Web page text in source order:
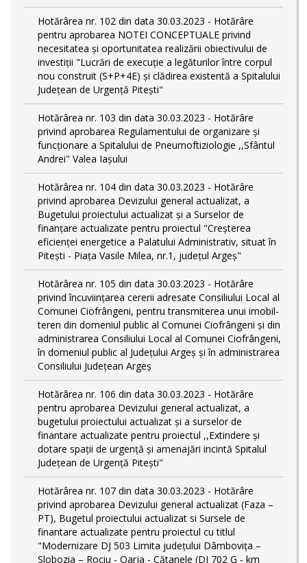
Hotărârea nr. 102 din data 30.03.2023 - Hotărâre
pentru aprobarea NOTEI CONCEPTUALE privind
necesitatea și oportunitatea realizării obiectivului de
investiții "Lucrări de execuție a legăturilor între corpul
nou construit (S+P+4E) și clădirea existentă a Spitalului
Județean de Urgență Pitești"
Hotărârea nr. 103 din data 30.03.2023 - Hotărâre
privind aprobarea Regulamentului de organizare și
funcționare a Spitalului de Pneumoftiziologie ,,Sfântul
Andrei" Valea Iașului
Hotărârea nr. 104 din data 30.03.2023 - Hotărâre
privind aprobarea Devizului general actualizat, a
Bugetului proiectului actualizat și a Surselor de
finanțare actualizate pentru proiectul "Creşterea
eficienţei energetice a Palatului Administrativ, situat în
Piteşti - Piaţa Vasile Milea, nr.1, judeţul Argeş"
Hotărârea nr. 105 din data 30.03.2023 - Hotărâre
privind încuviințarea cererii adresate Consiliului Local al
Comunei Ciofrângeni, pentru transmiterea unui imobil-
teren din domeniul public al Comunei Ciofrângeni și din
administrarea Consiliului Local al Comunei Ciofrângeni,
în domeniul public al Județului Argeș și în administrarea
Consiliului Județean Argeș
Hotărârea nr. 106 din data 30.03.2023 - Hotărâre
pentru aprobarea Devizului general actualizat, a
bugetului proiectului actualizat și a surselor de
finantare actualizate pentru proiectul ,,Extindere și
dotare spații de urgență și amenajări incintă Spitalul
Județean de Urgență Pitești"
Hotărârea nr. 107 din data 30.03.2023 - Hotărâre
privind aprobarea Devizului general actualizat (Faza –
PT), Bugetul proiectului actualizat si Sursele de
finantare actualizate pentru proiectul cu titlul
"Modernizare DJ 503 Limita județului Dâmbovița –
Slobozia – Rociu - Oarja - Cătanele (DJ 702 G - km